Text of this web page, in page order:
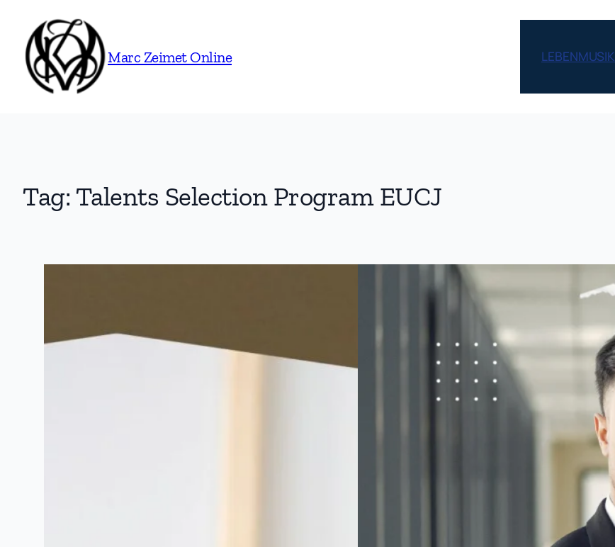
content
Marc Zeimet Online LEBENMUSIK
Tag:Talents Selection Program EUCJ